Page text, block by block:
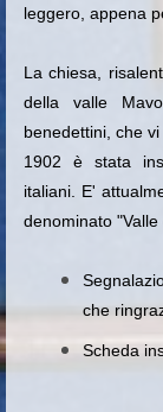
leggero, appena
La chiesa,
della valle
benedettini, che
1902 è stata
italiani. E'
denominato "Valle
che
Scheda